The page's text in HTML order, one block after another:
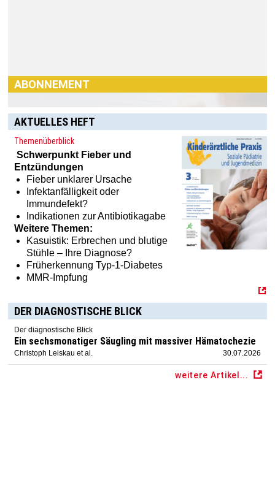
Sie einfach hier:[MTX]-Shop
AKTUELLES HEFT
Themenüberblick
Schwerpunkt Fieber und
Entzündungen
Fieber unklarer Ursache
Infektanfälligkeit oder
Immundefekt?
Indikationen zur Antibiotikagabe
Weitere Themen:
Kasuistik: Erbrechen und blutige
Stühle – Ihre Diagnose?
Früherkennung Typ-1-Diabetes
MMR-Impfung
DER DIAGNOSTISCHE BLICK
Der diagnostische Blick
Ein sechsmonatiger Säugling mit massiver Hämatochezie
Christoph Leiskau et al. 30.07.2026
weitere Artikel...